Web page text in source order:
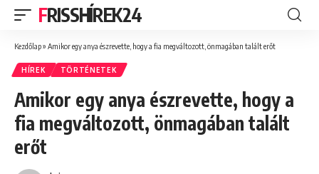
FRISSHÍREK24
Kezdőlap» Amikor egy anya észrevette, hogy a fia megváltozott, önmagában talált erőt
HÍREK TÖRTÉNETEK
Amikor egy anya észrevette, hogy a
fia megváltozott, önmagában talált
erőt